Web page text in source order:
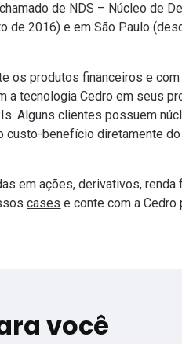
de NDS – Núcleo de
de 2016) e em São Paulo
os produtos financeiros e
a tecnologia Cedro em seus
. Alguns clientes possuem
custo-benefício diretamente do
em ações, derivativos, renda
cases e conte com a Cedro
você